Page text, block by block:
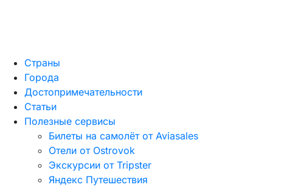
Страны
Города
Достопримечательности
Статьи
Полезные сервисы
Билеты на самолёт от Aviasales
Отели от Ostrovok
Экскурсии от Tripster
Яндекс Путешествия